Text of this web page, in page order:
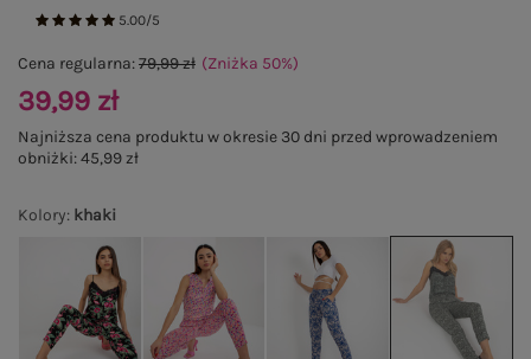
5.00/5
Kolory: khaki
Cena regularna:79,99 zł (Zniżka 50%)
39,99 zł
Najniższa cena produktu w okresie 30 dni przed wprowadzeniem
obniżki:45,99 zł